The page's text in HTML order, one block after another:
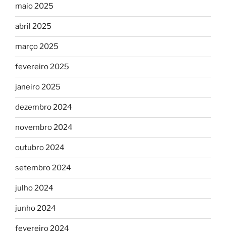
maio 2025
abril 2025
março 2025
fevereiro 2025
janeiro 2025
dezembro 2024
novembro 2024
outubro 2024
setembro 2024
julho 2024
junho 2024
fevereiro 2024